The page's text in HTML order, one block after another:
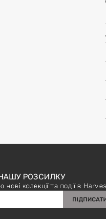
РОЗСИЛКУ
колекції та події в